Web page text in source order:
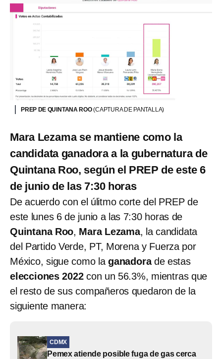
PREP DE QUINTANA ROO(CAPTURA DE PANTALLA)
Mara Lezama se mantiene como la
candidata ganadora a la gubernatura de
Quintana Roo, según el PREP de este 6
de junio de las 7:30 horas
De acuerdo con el úlitmo corte del PREP de
este lunes 6 de junio a las 7:30 horas de
Quintana Roo, Mara Lezama, la candidata
del Partido Verde, PT, Morena y Fuerza por
México, sigue como laganadorade estas
elecciones 2022con un 56.3%, mientras que
el resto de sus compañeros quedaron de la
siguiente manera:
CDMX
Pemex atiende posible fuga de gas cerca